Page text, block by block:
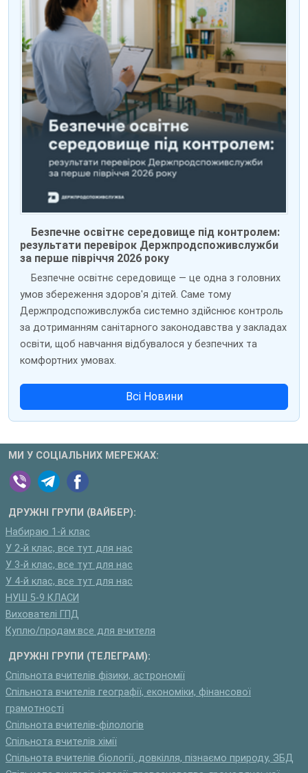
Безпечне освітнє середовище під контролем:
результати перевірок Держпродспоживслужби
за перше півріччя 2026 року
Безпечне освітнє середовище — це одна з головних
умов збереження здоров'я дітей. Саме тому
Держпродспоживслужба системно здійснює контроль
за дотриманням санітарного законодавства у закладах
освіти, щоб навчання відбувалося у безпечних та
комфортних умовах.
Всі Новини
МИ У СОЦІАЛЬНИХ МЕРЕЖАХ:
ДРУЖНІ ГРУПИ (ВАЙБЕР):
Набираю 1-й клас
У 2-й клас, все тут для нас
У 3-й клас, все тут для нас
У 4-й клас, все тут для нас
НУШ 5-9 КЛАСИ
Вихователі ГПД
Куплю/продам:все для вчителя
ДРУЖНІ ГРУПИ (ТЕЛЕГРАМ):
Спільнота вчителів фізики, астрономії
Спільнота вчителів географії, економіки, фінансової
грамотності
Спільнота вчителів-філологів
Спільнота вчителів хімії
Спільнота вчителів біології, довкілля, пізнаємо природу, ЗБД